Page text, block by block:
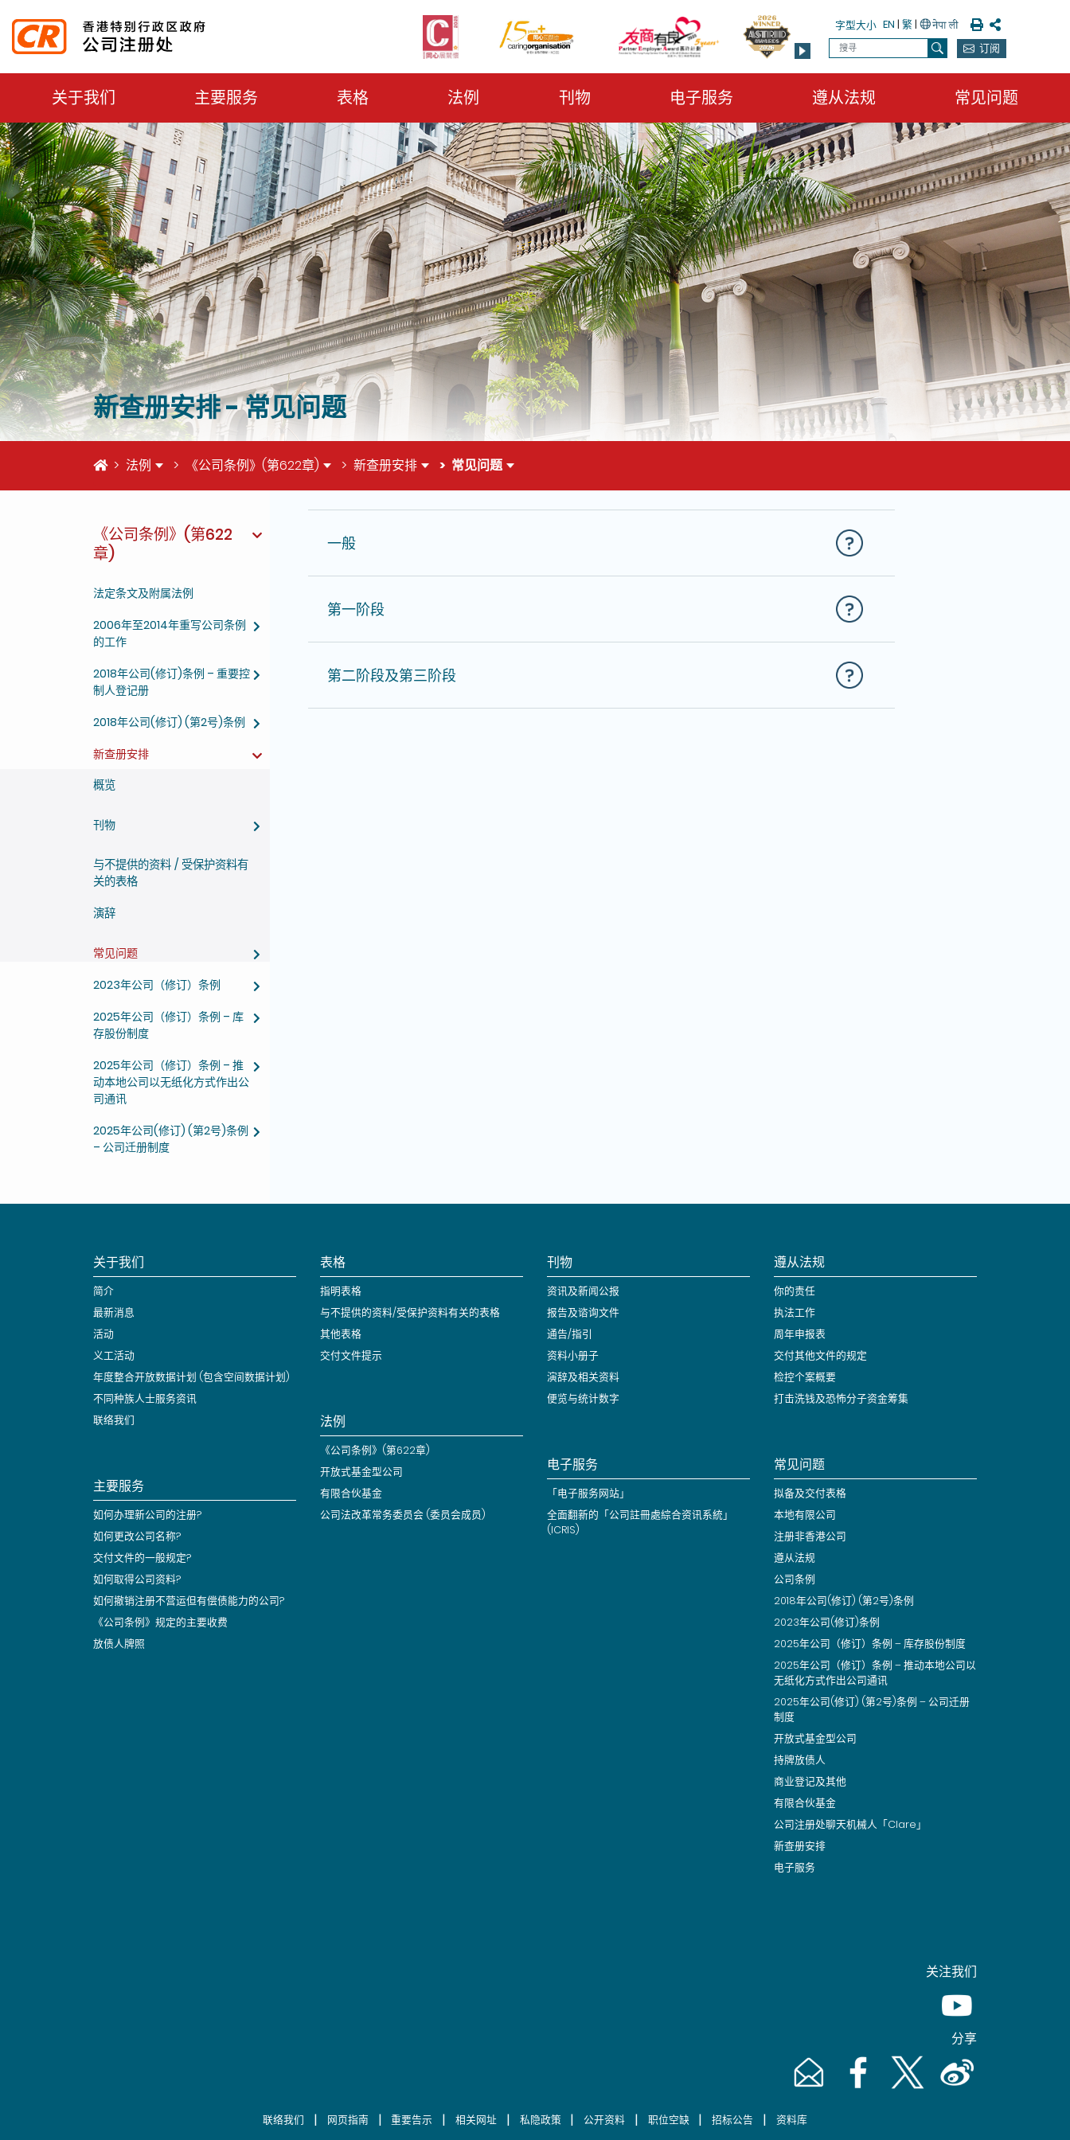
字型大小 EN | 繁| 列印 分享
搜寻
搜寻 订阅
关于我们 主要服务 表格 法例 刊物 电子服务 遵从法规 常见问题
新查册安排 - 常见问题
首页法例 《公司条例》(第622章) 新查册安排 常见问题
《公司条例》(第622
章)
法定条文及附属法例
2006年至2014年重写公司条例
的工作
2018年公司(修订)条例 – 重要控
制人登记册
2018年公司(修订) (第2号)条例
新查册安排
概览
刊物
与不提供的资料 / 受保护资料有
关的表格
演辞
常见问题
2023年公司（修订）条例
2025年公司（修订）条例 – 库
存股份制度
2025年公司（修订）条例 – 推
动本地公司以无纸化方式作出公
司通讯
2025年公司(修订) (第2号)条例
– 公司迁册制度
一般
第一阶段
第二阶段及第三阶段
关于我们
简介
最新消息
活动
义工活动
年度整合开放数据计划 (包含空间数据计划)
不同种族人士服务资讯
联络我们
主要服务
如何办理新公司的注册?
如何更改公司名称?
交付文件的一般规定?
如何取得公司资料?
如何撤销注册不营运但有偿债能力的公司?
《公司条例》规定的主要收费
放债人牌照
表格
指明表格
与不提供的资料/受保护资料有关的表格
其他表格
交付文件提示
法例
《公司条例》(第622章)
开放式基金型公司
有限合伙基金
公司法改革常务委员会 (委员会成员)
刊物
资讯及新闻公报
报告及谘询文件
通告/指引
资料小册子
演辞及相关资料
便览与统计数字
电子服务
「电子服务网站」
全面翻新的「公司註冊處綜合资讯系統」
(ICRIS)
遵从法规
你的责任
执法工作
周年申报表
交付其他文件的规定
检控个案概要
打击洗钱及恐怖分子资金筹集
常见问题
拟备及交付表格
本地有限公司
注册非香港公司
遵从法规
公司条例
2018年公司(修订) (第2号)条例
2023年公司(修订)条例
2025年公司（修订）条例 – 库存股份制度
2025年公司（修订）条例 – 推动本地公司以
无纸化方式作出公司通讯
2025年公司(修订) (第2号)条例 – 公司迁册
制度
开放式基金型公司
持牌放债人
商业登记及其他
有限合伙基金
公司注册处聊天机械人「Clare」
新查册安排
电子服务
关注我们
Youtube [This link
分享
Email [This link will pop up in a new window]
Facebook [This link will pop up in a
Twitter [This link will pop up
Weibo [This link will
联络我们 | 网页指南 | 重要告示 | 相关网址 | 私隐政策 | 公开资料 | 职位空缺 | 招标公告 | 资料库